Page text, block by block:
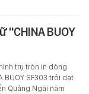
BUOY
trụ tròn in dòng
BUOY SF303 trôi dạt
Quảng Ngãi năm